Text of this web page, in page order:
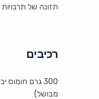
תזונה של
רכיבים
מבושל)